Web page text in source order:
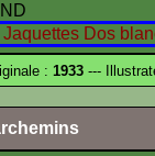
: 1933 ---